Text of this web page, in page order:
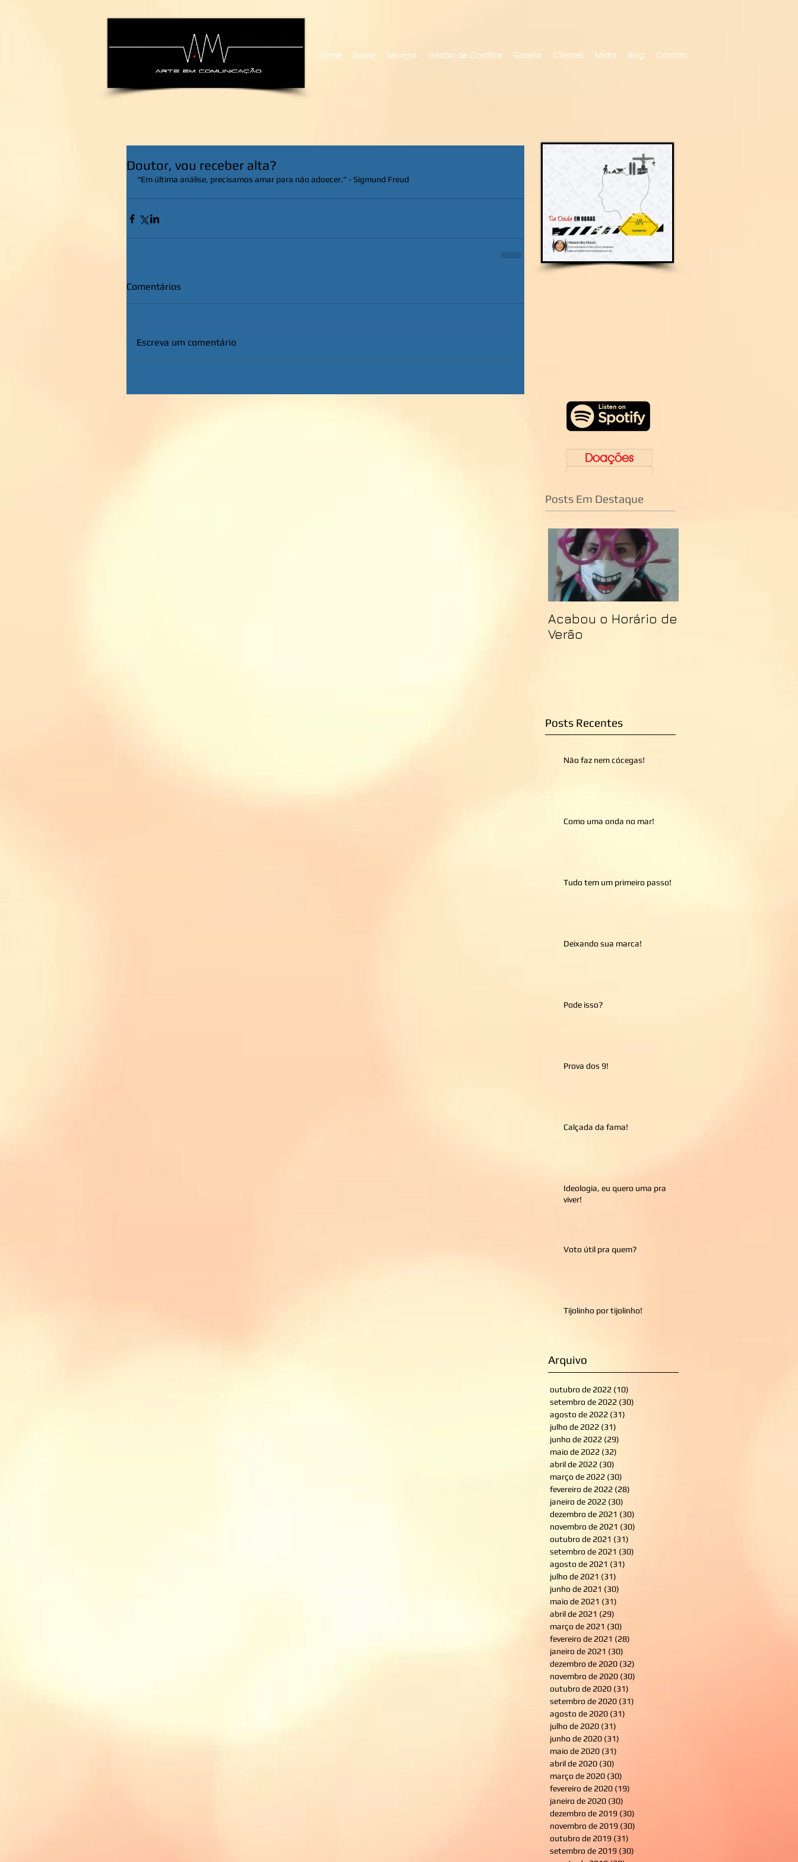
Home Sobre Serviços Gestão de Conflitos Galeria Clientes Mídia Blog Contato
Doutor, vou receber alta?
“Em última análise, precisamos amar para não adoecer.” - Sigmund Freud
Comentários
Escreva um comentário
Doações
Posts Em Destaque
Acabou o Horário de
Verão
Posts Recentes
Não faz nem cócegas!
Como uma onda no mar!
Tudo tem um primeiro passo!
Deixando sua marca!
Pode isso?
Prova dos 9!
Calçada da fama!
Ideologia, eu quero uma pra
viver!
Voto útil pra quem?
Tijolinho por tijolinho!
Arquivo
outubro de 2022 (10)
setembro de 2022 (30)
agosto de 2022 (31)
julho de 2022 (31)
junho de 2022 (29)
maio de 2022 (32)
abril de 2022 (30)
março de 2022 (30)
fevereiro de 2022 (28)
janeiro de 2022 (30)
dezembro de 2021 (30)
novembro de 2021 (30)
outubro de 2021 (31)
setembro de 2021 (30)
agosto de 2021 (31)
julho de 2021 (31)
junho de 2021 (30)
maio de 2021 (31)
abril de 2021 (29)
março de 2021 (30)
fevereiro de 2021 (28)
janeiro de 2021 (30)
dezembro de 2020 (32)
novembro de 2020 (30)
outubro de 2020 (31)
setembro de 2020 (31)
agosto de 2020 (31)
julho de 2020 (31)
junho de 2020 (31)
maio de 2020 (31)
abril de 2020 (30)
março de 2020 (30)
fevereiro de 2020 (19)
janeiro de 2020 (30)
dezembro de 2019 (30)
novembro de 2019 (30)
outubro de 2019 (31)
setembro de 2019 (30)